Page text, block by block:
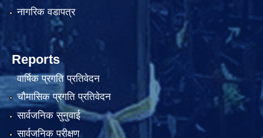
नागरिक वडापत्र
Reports
वार्षिक प्रगति प्रतिवेदन
चौमासिक प्रगति प्रतिवेदन
सार्वजनिक सुनुवाई
सार्वजनिक परीक्षण